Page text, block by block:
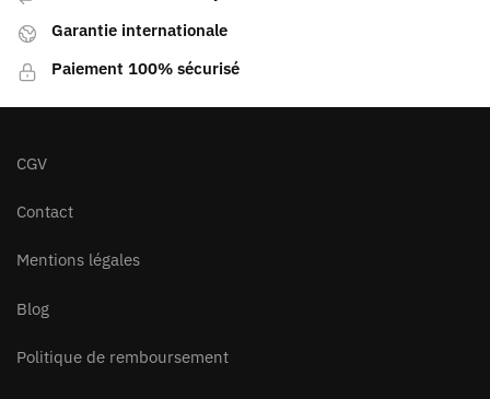
Garantie internationale
Paiement 100% sécurisé
CGV
Contact
Mentions légales
Blog
Politique de remboursement